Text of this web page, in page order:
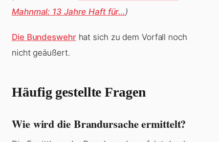
Mahnmal: 13 Jahre Haft für… )
Die Bundeswehrhat sich zu dem Vorfall noch
nicht geäußert.
Häufig gestellte Fragen
Wie wird die Brandursache ermittelt?